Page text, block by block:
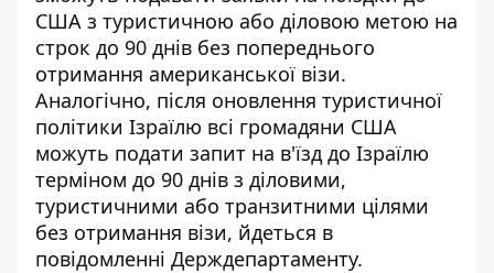
США з туристичною або діловою метою на
строк до 90 днів без попереднього
отримання американської візи.
Аналогічно, після оновлення туристичної
політики Ізраїлю всі громадяни США
можуть подати запит на в'їзд до Ізраїлю
терміном до 90 днів з діловими,
туристичними або транзитними цілями
без отримання візи, йдеться в
повідомленні Держдепартаменту.